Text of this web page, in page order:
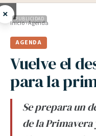
× PUBLICIDAD
Inicio›Agenda
AGENDA
Vuelve el
para la
Se prepara un
de la Primavera